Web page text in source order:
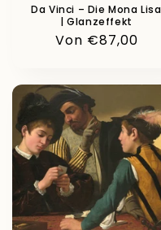
Da Vinci – Die Mona Lisa
| Glanzeffekt
Normaler
Von €87,00